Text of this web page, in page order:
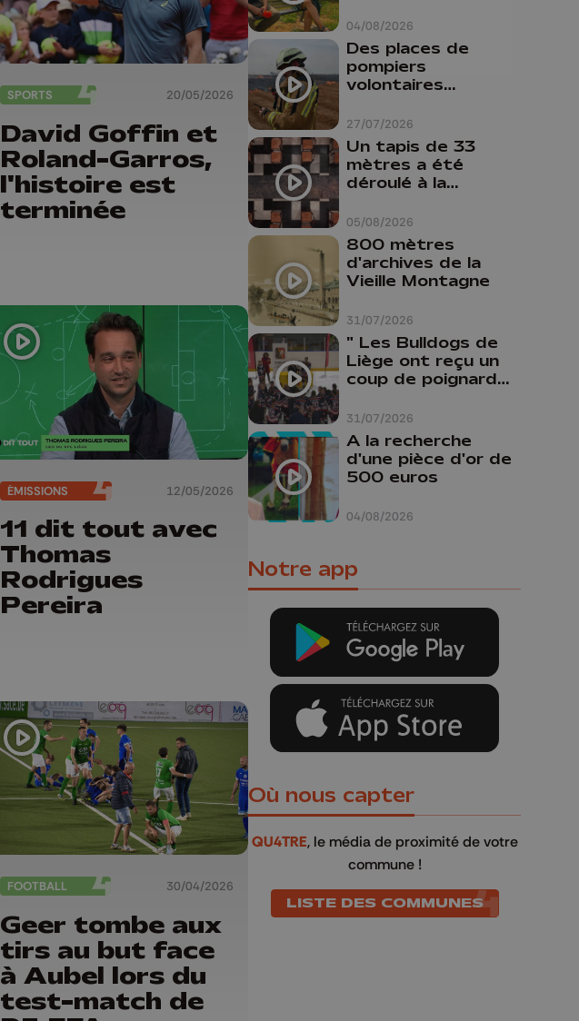
SPORTS 20/05/2026
David Goffin et
Roland-Garros,
l'histoire est
terminée
ÉMISSIONS 12/05/2026
11 dit tout avec
Thomas
Rodrigues
Pereira
FOOTBALL 30/04/2026
Geer tombe aux
tirs au but face
à Aubel lors du
test-match de
04/08/2026
comme prof que
comme
pharmacienne"
27/07/2026
Des places de
pompiers
volontaires
province de Liège :
"Un citoyen qui
n'est formé ne
peut pas nous
aider"
05/08/2026
Un tapis de 33
mètres a été
déroulé à la
Liège
31/07/2026
800 mètres
d'archives de la
Vieille Montagne
31/07/2026
" Les Bulldogs de
Liège ont reçu un
coup de poignard
04/08/2026
A la recherche
d'une pièce d'or de
500 euros
Notre app
Où nous capter
QU4TRE, le média de proximité de votre
commune !
LISTE DES COMMUNES